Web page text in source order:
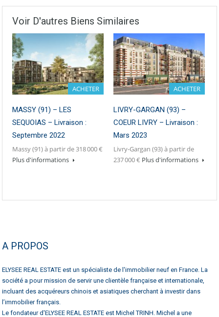
Voir D'autres Biens Similaires
ACHETER
MASSY (91) – LES
SEQUOIAS – Livraison :
Septembre 2022
Massy (91) à partir de 318 000 €
Plus d'informations
ACHETER
LIVRY-GARGAN (93) –
COEUR LIVRY – Livraison :
Mars 2023
Livry-Gargan (93) à partir de
237 000 € Plus d'informations
A PROPOS
ELYSEE REAL ESTATE est un spécialiste de l'immobilier neuf en France. La
société a pour mission de servir une clientèle française et internationale,
incluant des acquéreurs chinois et asiatiques cherchant à investir dans
l’immobilier français.
Le fondateur d'ELYSEE REAL ESTATE est Michel TRINH. Michel a une